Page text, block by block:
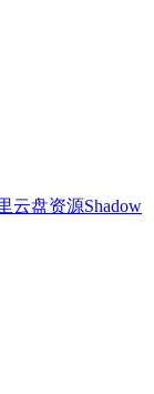
云盘资源Shadow